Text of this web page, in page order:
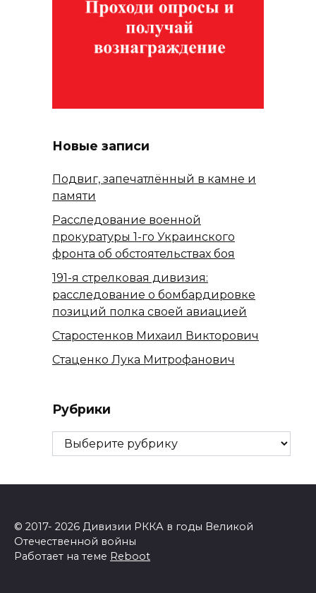
Новые записи
Подвиг, запечатлённый в камне и
памяти
Расследование военной
прокуратуры 1-го Украинского
фронта об обстоятельствах боя
191-я стрелковая дивизия:
расследование о бомбардировке
позиций полка своей авиацией
Старостенков Михаил Викторович
Стаценко Лука Митрофанович
Рубрики
Рубрики
© 2017- 2026 Дивизии РККА в годы Великой
Отечественной войны
Работает на теме Reboot